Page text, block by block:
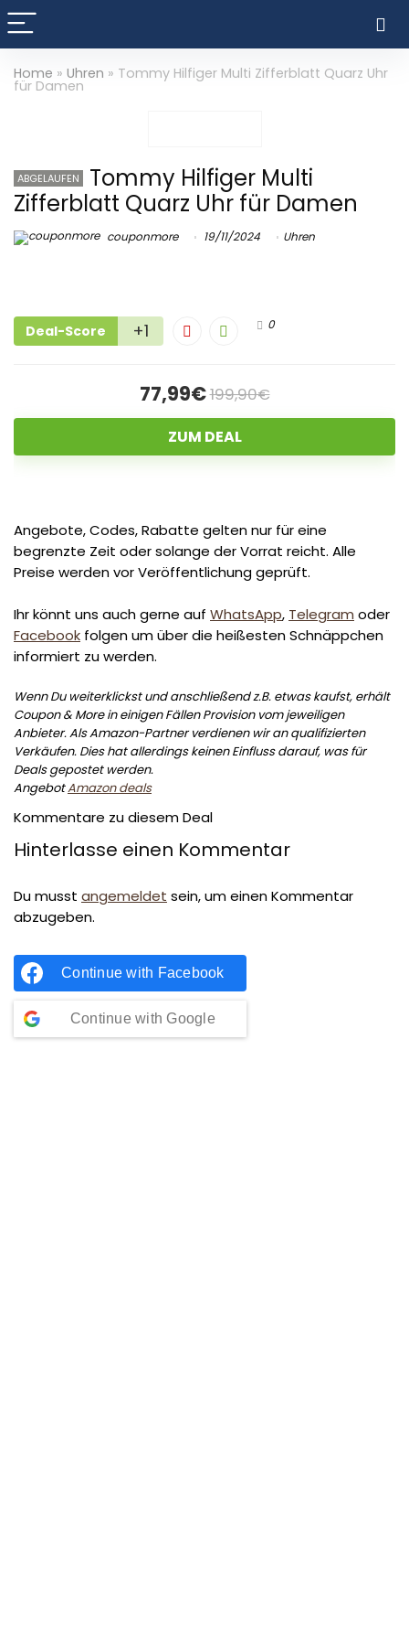
Home » Uhren » Tommy Hilfiger Multi Zifferblatt Quarz Uhr
für Damen
ABGELAUFEN
Tommy Hilfiger Multi
Zifferblatt Quarz Uhr für Damen
couponmore 19/11/2024 Uhren
Deal-Score +1 0
77,99€199,90€
ZUM DEAL
Angebote, Codes, Rabatte gelten nur für eine
begrenzte Zeit oder solange der Vorrat reicht. Alle
Preise werden vor Veröffentlichung geprüft.
Ihr könnt uns auch gerne auf WhatsApp, Telegram oder
Facebook folgen um über die heißesten Schnäppchen
informiert zu werden.
Wenn Du weiterklickst und anschließend z.B. etwas kaufst, erhält
Coupon & More in einigen Fällen Provision vom jeweiligen
Anbieter. Als Amazon-Partner verdienen wir an qualifizierten
Verkäufen. Dies hat allerdings keinen Einfluss darauf, was für
Deals gepostet werden.
AngebotAmazon deals
Kommentare zu diesem Deal
Hinterlasse einen Kommentar
Du musst angemeldet sein, um einen Kommentar
abzugeben.
Continue with Facebook
Continue with Google